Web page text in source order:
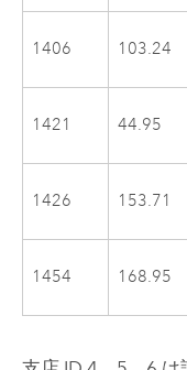
1406 103.24
1421 44.95
1426 153.71
1454 168.95